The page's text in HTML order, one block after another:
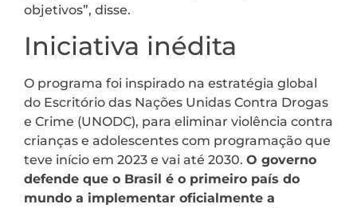
objetivos”, disse.
Iniciativa inédita
O programa foi inspirado na estratégia global
do Escritório das Nações Unidas Contra Drogas
e Crime (UNODC), para eliminar violência contra
crianças e adolescentes com programação que
teve início em 2023 e vai até 2030. O governo
defende que o Brasil é o primeiro país do
mundo a implementar oficialmente a